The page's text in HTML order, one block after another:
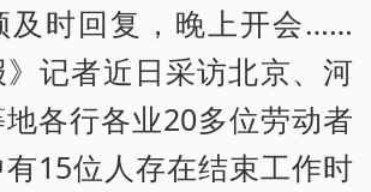
及时回复，晚上开会……
》记者近日采访北京、河
各行各业20多位劳动者
15位人存在结束工作时